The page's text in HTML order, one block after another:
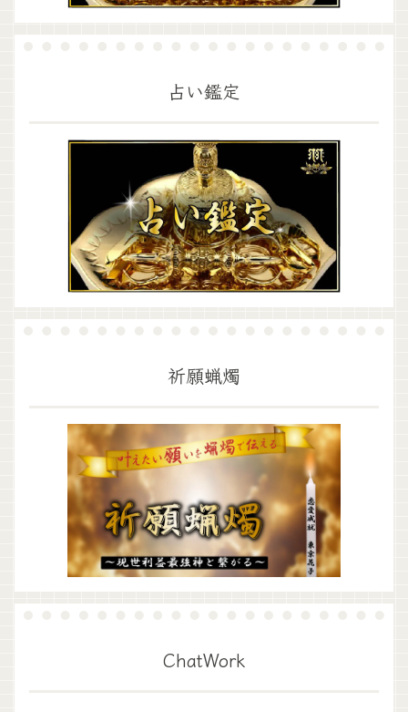
占い鑑定
祈願蝋燭
ChatWork